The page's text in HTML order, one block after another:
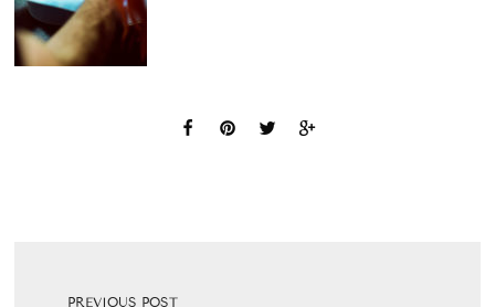
PREVIOUS POST